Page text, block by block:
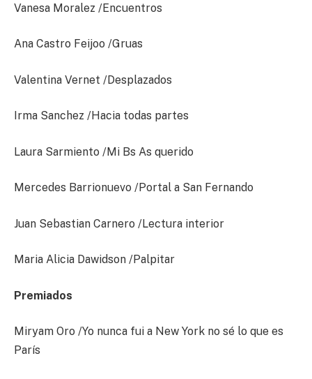
Vanesa Moralez /Encuentros
Ana Castro Feijoo /Gruas
Valentina Vernet /Desplazados
Irma Sanchez /Hacia todas partes
Laura Sarmiento /Mi Bs As querido
Mercedes Barrionuevo /Portal a San Fernando
Juan Sebastian Carnero /Lectura interior
Maria Alicia Dawidson /Palpitar
Premiados
Miryam Oro /Yo nunca fui a New York no sé lo que es
París